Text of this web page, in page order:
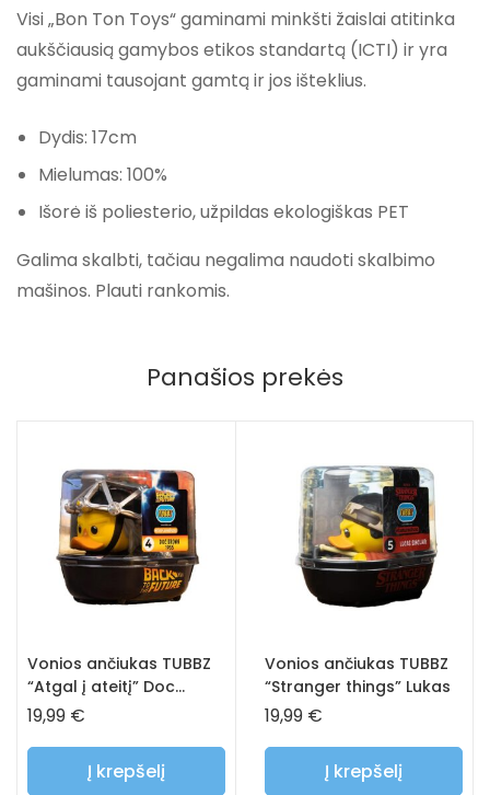
Visi „Bon Ton Toys“ gaminami minkšti žaislai atitinka
aukščiausią gamybos etikos standartą (ICTI) ir yra
gaminami tausojant gamtą ir jos išteklius.
Dydis: 17cm
Mielumas: 100%
Išorė iš poliesterio, užpildas ekologiškas PET
Galima skalbti, tačiau negalima naudoti skalbimo
mašinos. Plauti rankomis.
Panašios prekės
Vonios ančiukas TUBBZ
“Atgal į ateitį” Doc
Brown
19,99 €
Į krepšelį
Vonios ančiukas TUBBZ
“Stranger things” Lukas
19,99 €
Į krepšelį